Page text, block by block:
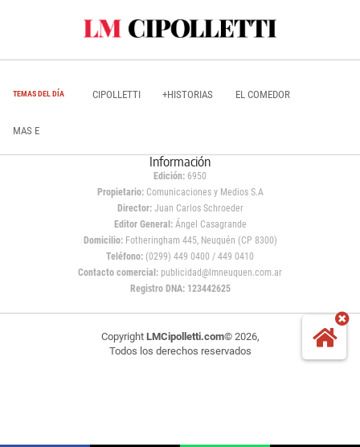
TEMAS DEL DÍA CIPOLLETTI +HISTORIAS EL COMEDOR
MAS E
Información
Edición: 6950
Propietario:Comunicaciones y Medios S.A
Director: Juan Carlos Schroeder
Editor General:Ángel Casagrande
Domicilio:Fotheringham 445, Neuquén (CP 8300)
Teléfono: (0299) 449 0400 / 449 0410
Contacto comercial: publicidad@lmneuquen.com.ar
Registro DNA: 123442625
Copyright LMCipolletti.com© 2026,
Todos los derechos reservados